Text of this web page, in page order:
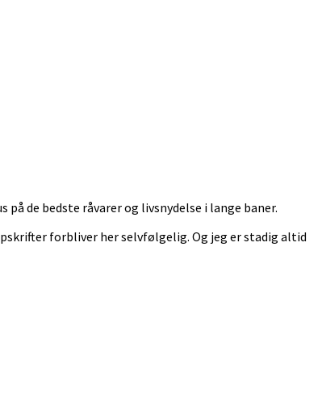
de bedste råvarer og livsnydelse i lange baner.
forbliver her selvfølgelig. Og jeg er stadig altid